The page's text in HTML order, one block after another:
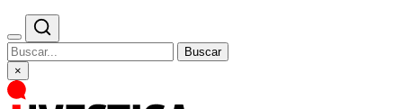
Buscar
×